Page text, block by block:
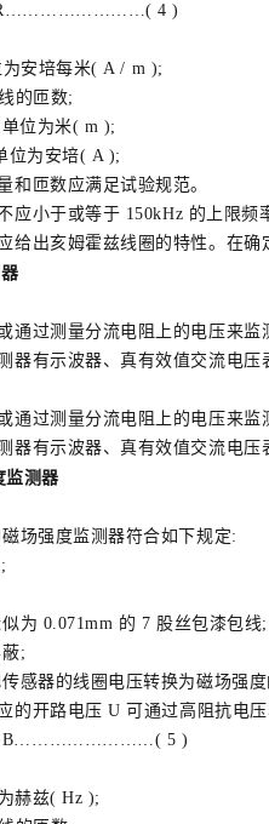
R……………………( 4 )
培每米( A / m );
匝数;
为米( m );
为安培( A );
匝数应满足试验规范。
小于或等于 150kHz 的上限频
出亥姆霍兹线圈的特性。在确
过测量分流电阻上的电压来监
有示波器、真有效值交流电压
过测量分流电阻上的电压来监
有示波器、真有效值交流电压
监测器
强度监测器符合如下规定:
0.071mm 的 7 股丝包漆包线;
;
的线圈电压转换为磁场强度
开路电压 U 可通过高阻抗电压
B……………………( 5 )
兹( Hz );